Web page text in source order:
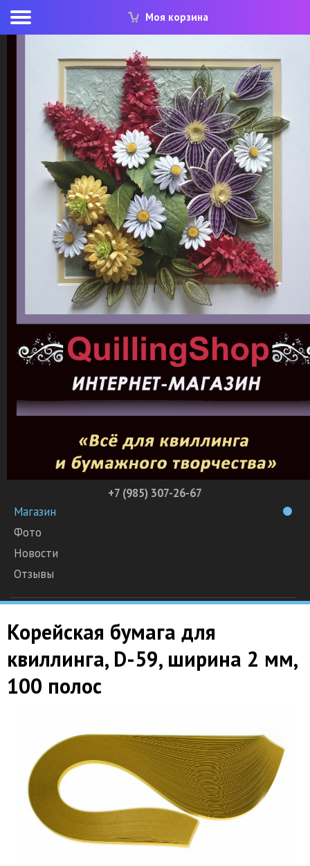
Моя корзина
+7 (985) 307-26-67
Магазин
Фото
Новости
Отзывы
Корейская бумага для
квиллинга, D-59, ширина 2 мм,
100 полос